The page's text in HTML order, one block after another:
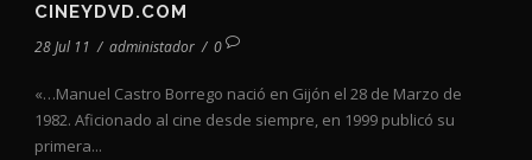
CINEYDVD.COM
28 Jul 11 / administador / 0
«…Manuel Castro Borrego nació en Gijón el 28 de Marzo de
1982. Aficionado al cine desde siempre, en 1999 publicó su
primera...